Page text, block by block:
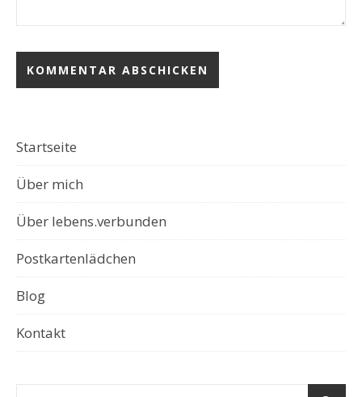
Startseite
Über mich
Über lebens.verbunden
Postkartenlädchen
Blog
Kontakt